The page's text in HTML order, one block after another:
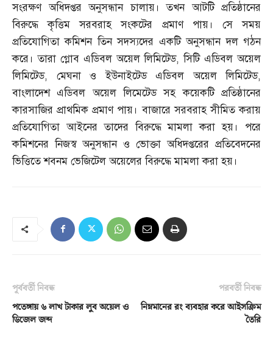
সংরক্ষণ অধিদপ্তর অনুসন্ধান চালায়। তখন আটটি প্রতিষ্ঠানের
বিরুদ্ধে কৃত্তিম সরবরাহ সংকটের প্রমাণ পায়। সে সময়
প্রতিযোগিতা কমিশন তিন সদস্যদের একটি অনুসন্ধান দল গঠন
করে। তারা গ্লোব এডিবল অয়েল লিমিটেড,সিটি এডিবল অয়েল
লিমিটেড, মেঘনা ও ইউনাইটেড এডিবল অয়েল লিমিটেড,
বাংলাদেশ এডিবল অয়েল লিমেটেড সহ কয়েকটি প্রতিষ্ঠানের
কারসাজির প্রাথমিক প্রমাণ পায়। বাজারে সরবরাহ সীমিত করায়
প্রতিযোগিতা আইনের তাদের বিরুদ্ধে মামলা করা হয়। পরে
কমিশনের নিজস্ব অনুসন্ধান ও ভোক্তা অধিদপ্তরের প্রতিবেদনের
ভিত্তিতে শবনম ভেজিটেল অয়েলের বিরুদ্ধে মামলা করা হয়।
পূর্ববর্তী নিবন্ধ
পতেঙ্গায় ৬ লাখ টাকার লুব অয়েল ও
ডিজেল জব্দ
পরবর্তী নিবন্ধ
নিম্নমানের রং ব্যবহার করে আইসক্রিম
তৈরি